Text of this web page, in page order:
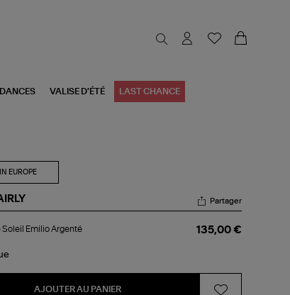
VALISE D'ÉTÉ LAST CHANCE
EUROPE
Partager
Soleil Emilio Argenté 135,00 €
AJOUTER AU PANIER